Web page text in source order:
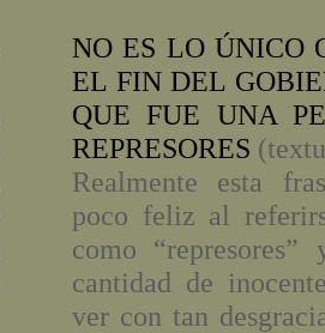
NO ES LO ÚNICO
EL FIN DEL
QUE FUE UNA
REPRESORES
Realmente esta
poco feliz al
como
cantidad de
ver con tan